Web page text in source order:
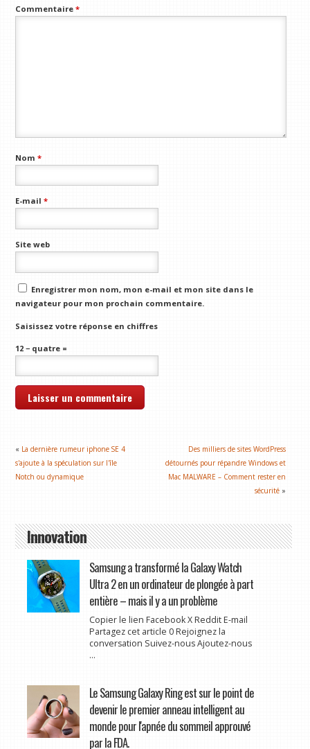
Commentaire*
Nom*
E-mail*
Site web
Enregistrer mon nom, mon e-mail et mon site dans le
navigateur pour mon prochain commentaire.
Saisissez votre réponse en chiffres
12 − quatre =
« La dernière rumeur iphone SE 4
s'ajoute à la spéculation sur l'île
Notch ou dynamique
Des milliers de sites WordPress
détournés pour répandre Windows et
Mac MALWARE – Comment rester en
sécurité »
Innovation
Samsung a transformé la Galaxy Watch
Ultra 2 en un ordinateur de plongée à part
entière – mais il y a un problème
Copier le lien Facebook X Reddit E-mail
Partagez cet article 0 Rejoignez la
conversation Suivez-nous Ajoutez-nous
...
Le Samsung Galaxy Ring est sur le point de
devenir le premier anneau intelligent au
monde pour l'apnée du sommeil approuvé
par la FDA.